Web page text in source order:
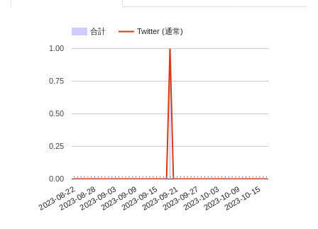
合計 Twitter (通常)
2023-08-222023-08-282023-09-032023-09-092023-09-152023-09-212023-09-272023-10-032023-10-092023-10-15
0.00
0.25
0.50
0.75
1.00